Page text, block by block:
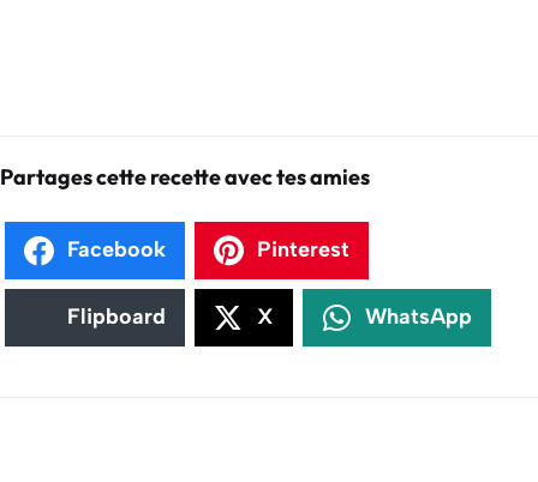
Partages cette recette avec tes amies
Facebook Pinterest
Flipboard X WhatsApp